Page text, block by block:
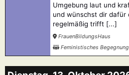
Umgebung laut und
und wünschst dir dafür
regelmäßig trifft [...]
FrauenBildungsHaus
Feministisches